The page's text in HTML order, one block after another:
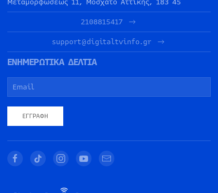
2108815417
support@digitaltvinfo.gr
ΕΝΗΜΕΡΩΤΙΚΑ ΔΕΛΤΙΑ
ΕΓΓΡΑΦΉ